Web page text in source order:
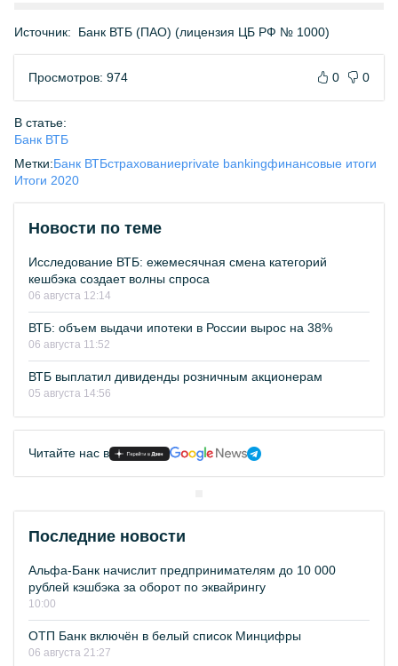
Источник: Банк ВТБ (ПАО) (лицензия ЦБ РФ № 1000)
Просмотров: 974 0 0
В статье:
Банк ВТБ
Метки:Банк ВТБстрахованиеprivate bankingфинансовые итоги
Итоги 2020
Новости по теме
Исследование ВТБ: ежемесячная смена категорий
кешбэка создает волны спроса
06 августа 12:14
ВТБ: объем выдачи ипотеки в России вырос на 38%
06 августа 11:52
ВТБ выплатил дивиденды розничным акционерам
05 августа 14:56
Читайте нас в
Последние новости
Альфа-Банк начислит предпринимателям до 10 000
рублей кэшбэка за оборот по эквайрингу
10:00
ОТП Банк включён в белый список Минцифры
06 августа 21:27